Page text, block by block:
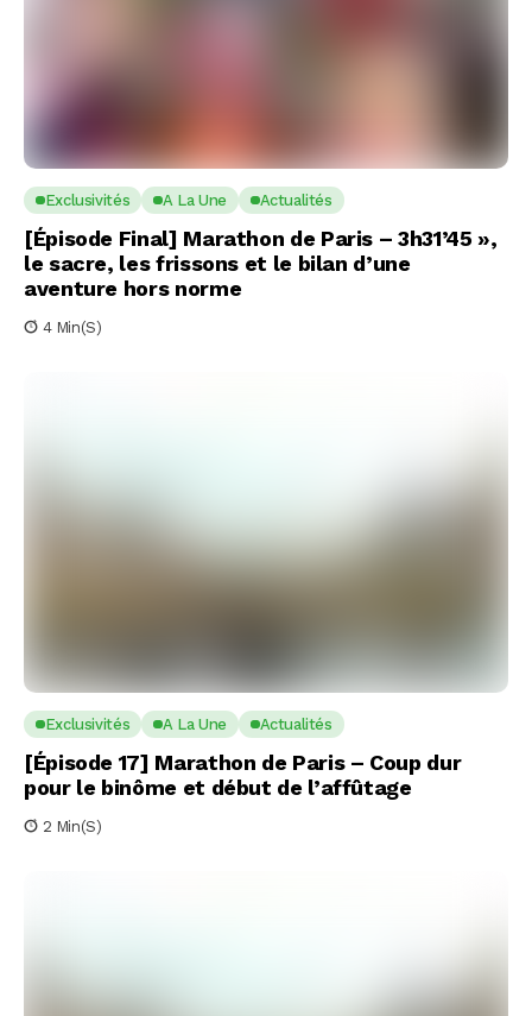
Exclusivités A La Une Actualités
[Épisode Final] Marathon de Paris – 3h31’45 »,
le sacre, les frissons et le bilan d’une
aventure hors norme
4 Min(s)
Exclusivités A La Une Actualités
[Épisode 17] Marathon de Paris – Coup dur
pour le binôme et début de l’affûtage
2 Min(s)